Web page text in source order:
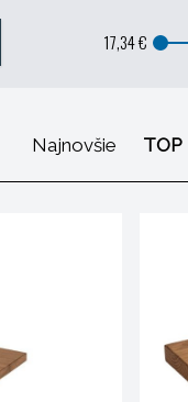
17,34 €
Najnovšie TOP